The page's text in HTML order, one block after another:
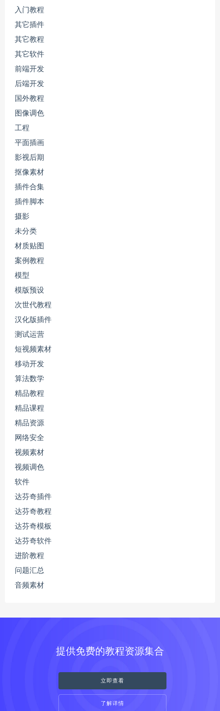
入门教程
其它插件
其它教程
其它软件
前端开发
后端开发
国外教程
图像调色
工程
平面插画
影视后期
抠像素材
插件合集
插件脚本
摄影
未分类
材质贴图
案例教程
模型
模版预设
次世代教程
汉化版插件
测试运营
短视频素材
移动开发
算法数学
精品教程
精品课程
精品资源
网络安全
视频素材
视频调色
软件
达芬奇插件
达芬奇教程
达芬奇模板
达芬奇软件
进阶教程
问题汇总
音频素材
提供免费的教程资源集合
立即查看
了解详情